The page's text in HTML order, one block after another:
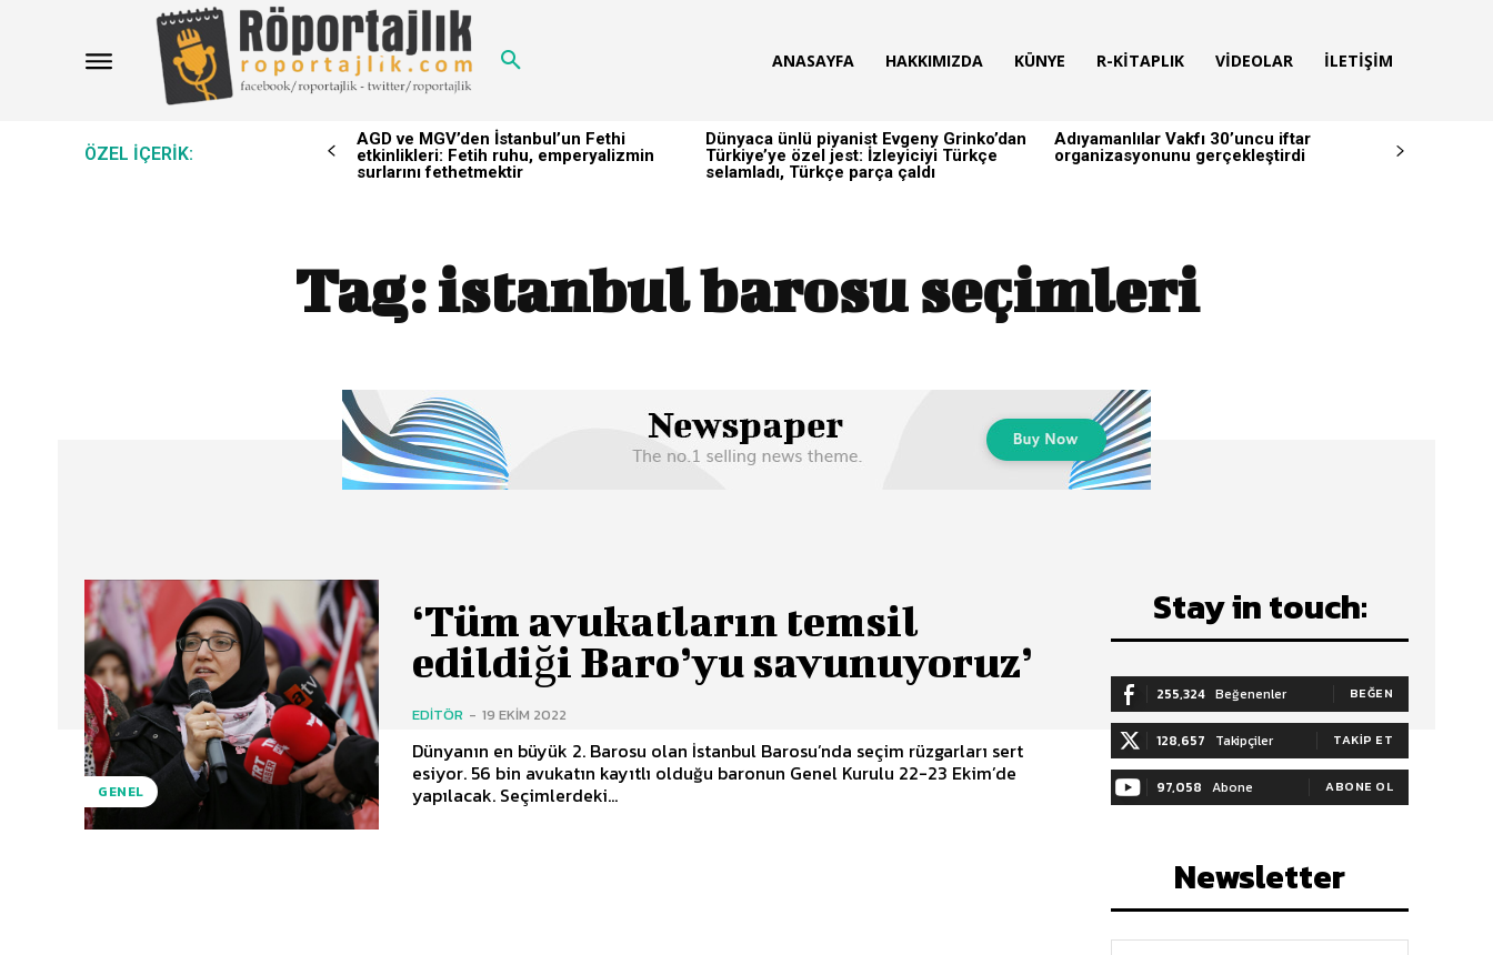
ANASAYFA HAKKIMIZDA KÜNYE R-KITAPLIK VIDEOLAR İLETIŞIM
ÖZEL IÇERIK:
AGD ve MGV’den İstanbul’un Fethi
etkinlikleri: Fetih ruhu, emperyalizmin
surlarını fethetmektir
Dünyaca ünlü piyanist Evgeny Grinko’dan
Türkiye’ye özel jest: İzleyiciyi Türkçe
selamladı, Türkçe parça çaldı
Adıyamanlılar Vakfı 30’uncu iftar
organizasyonunu gerçekleştirdi
Tag:istanbul barosu seçimleri
GENEL
‘Tüm avukatların temsil
edildiği Baro’yu savunuyoruz’
EDITÖR - 19 EKIM 2022
Dünyanın en büyük 2. Barosu olan İstanbul Barosu’nda seçim rüzgarları sert
esiyor. 56 bin avukatın kayıtlı olduğu baronun Genel Kurulu 22-23 Ekim’de
yapılacak. Seçimlerdeki...
Stay in touch:
255,324 Beğenenler BEĞEN
128,657 Takipçiler TAKIP ET
97,058 Abone ABONE OL
Newsletter